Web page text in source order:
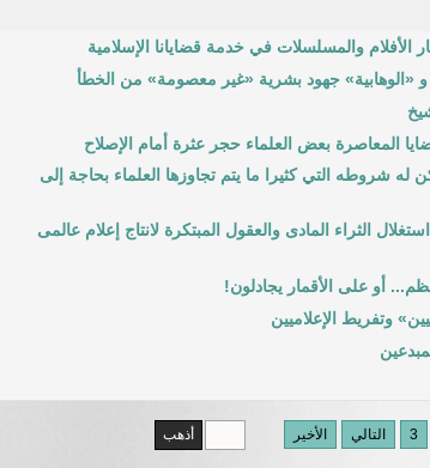
الأفلام والمسلسلات في خدمة قضايانا الإسلامية
«الوهابية» جهود بشرية «غير معصومة» من الخطأ
المعاصرة بعض العلماء حجر عثرة أمام الإصلاح
شروطه التي كثيرا ما يتم تجاوزها العلماء بحاجة إلى
الثراء المادى والعقول المبتكرة لانتاج إعلام عالمى
أو على الأقمار يجادلون!
وتفريط الإعلاميين
3 التالي الأخير